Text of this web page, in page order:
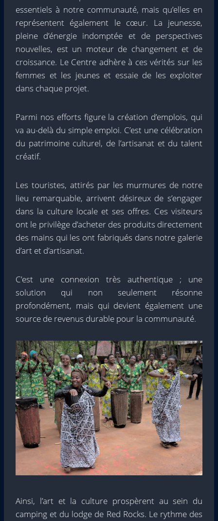
essentiels à notre communauté, mais qu’elles en
représentent également le cœur. La jeunesse,
pleine d’énergie indomptée et de perspectives
nouvelles, est un moteur de changement et de
croissance. Le Centre adhère à ces vérités sur les
femmes et les jeunes et essaie de les exploiter
dans chaque projet.
Parmi nos efforts figure la création d’emplois, qui
va au-delà du simple emploi. C’est une célébration
du patrimoine culturel, de l’artisanat et du talent
créatif.
Les touristes, attirés par les murmures de notre
lieu remarquable, arrivent désireux de s’engager
dans la culture locale et ses offres. Ces visiteurs
ont le privilège d’acheter des produits directement
des mains qui les ont fabriqués dans notre galerie
d’art et d’artisanat.
C’est une connexion très authentique ; une
solution qui non seulement résonne
profondément, mais qui devient également une
source de revenus durable pour la communauté.
Ainsi, l’art et la culture prospèrent au sein du
camping et du lodge de Red Rocks. Le rythme des